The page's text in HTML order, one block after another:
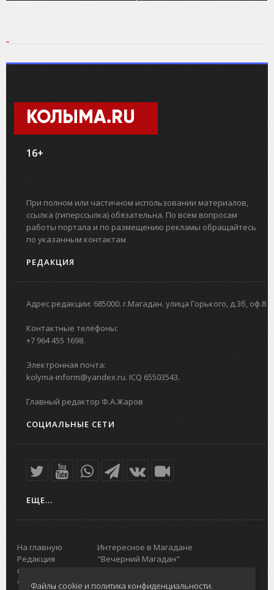
КОЛЫМА.RU
16+
При полном или частичном использовании материалов,
ссылка (гиперссылка) обязательна. По всем вопросам
работы портала и по размещению рекламы обращайтесь
по указанным контактам
РЕДАКЦИЯ
Адрес редакции: 685000. г.Магадан. улица Горького, д.3б, оф.8
Контактные телефоны:
+7 964 455 1698.
Электронная почта:
kolyma-inform@yandex.ru. ICQ 65503543.
Главный редактор Ф.А.Жаров
СОЦИАЛЬНЫЕ СЕТИ
ЕЩЕ...
На главную
Редакция
портала
О проекте
Интересное в Магадане
"Вечерний Магадан"
Городская доска объявлений
Реклама
Файлы cookie и политика конфиденциальности.